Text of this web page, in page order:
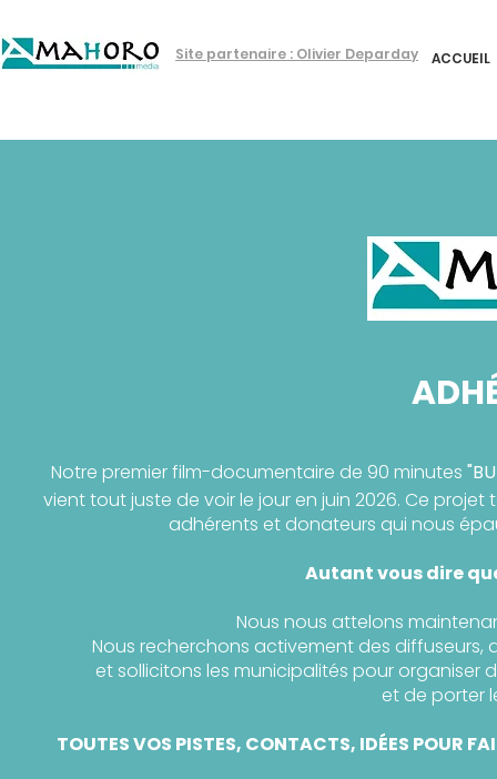
ACCUEIL
Site partenaire : Olivier Deparday
Notre premier film-documentaire de 90 minutes
vient tout juste de voir le jour en juin 2026. Ce projet
adhérents et donateurs qui nous
Autant vous dire
Nous nous attelons
Nous recherchons activement des
et sollicitons les municipalités pour
et de porter
TOUTES VOS PISTES, CONTACTS, IDÉES POUR